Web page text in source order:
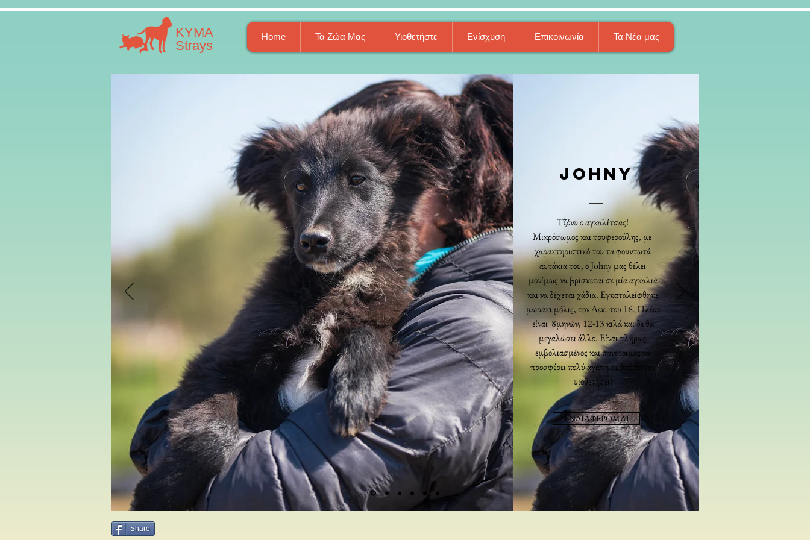
​​ΚΥΜΑ
​Strays
Home Τα Ζώα Μας Υιοθετήστε Ενίσχυση Επικοινωνία Τα Νέα μας
JOHNY
Τζόνυ ο αγκαλίτσας!
Μικρόσωμος και τρυφερούλης, με
χαρακτηριστικό του τα φουντωτά
αυτάκια του, ο Johny μας θέλει
μονίμως να βρίσκεται σε μία αγκαλιά
και να δέχεται χάδια. Εγκαταλείφθηκε
μωράκι μόλις, τον Δεκ. του 16. Πλέον
είναι 8μηνών, 12-13 κιλά και δε θα
μεγαλώσει άλλο. Είναι πλήρως
εμβολιασμένος και πανέτοιμος να
προσφέρει πολύ αγάπη σε όποιον τον
υιοθετήσει!
ΕΝΔΙΑΦΕΡΟΜΑΙ
Share